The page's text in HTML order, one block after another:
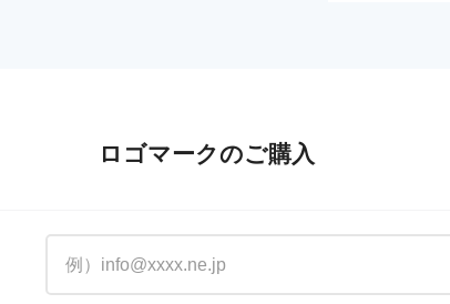
ロゴマークのご購入